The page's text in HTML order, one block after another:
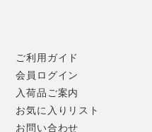
ご利用ガイド
会員ログイン
入荷品ご案内
お気に入りリスト
お問い合わせ